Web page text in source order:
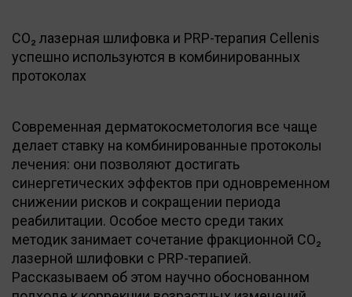
CO₂ лазерная шлифовка и PRP-терапия Cellenis
успешно используются в комбинированных
протоколах
Современная дерматокосметология все чаще
делает ставку на комбинированные протоколы
лечения: они позволяют достигать
синергетических эффектов при одновременном
снижении рисков и сокращении периода
реабилитации. Особое место среди таких
методик занимает сочетание фракционной CO₂
лазерной шлифовки с PRP-терапией.
Рассказываем об этом научно обоснованном